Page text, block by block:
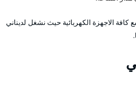
كافة الاجهزة الكهربائية حيث نشغل لديناني